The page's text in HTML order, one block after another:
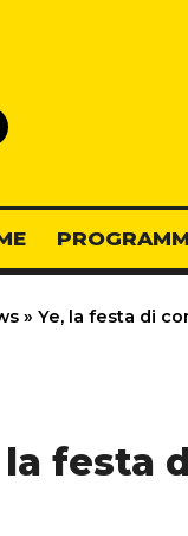
» Ye, la festa di
la festa